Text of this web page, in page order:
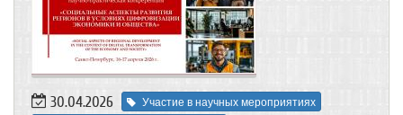
30.04.2026
Участие в научных мероприятиях